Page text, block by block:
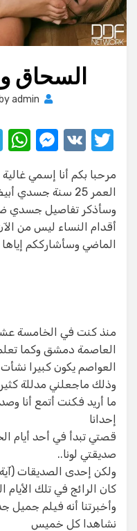
السحاق
byadmin
T
it
te
r
V
M
ss
e
n
g
مرحبا بكم أنا إسمي
وسأذكر تفاصيل جسدي
أقدام النساء ليس من
الماضي وسأشارككم
منذ كنت في الخامسة
العاصمة دمشق وكما
العواصم يكون كبيرا
وذلك ماجعلني مدللة
ما أريد فكنت أتمع أنا
إحدانا
قصتي تبدأ في أحد أيام
صديقتي لونا..
ولكن إحدى الصديقات
كان الرائج في تلك الأيام
وأخبرتنا أنه فيلم جميل
نشاهدا كل خميس